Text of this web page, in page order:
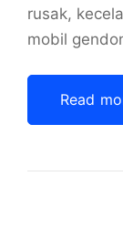
rusak,
mobil
Read